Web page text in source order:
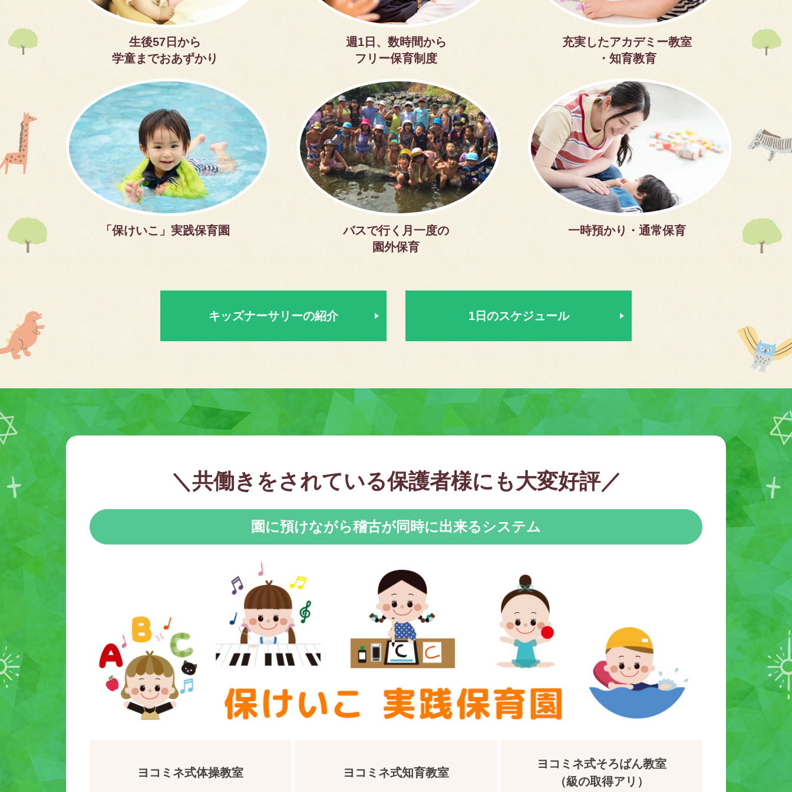
生後57日から
学童までおあずかり
週1日、数時間から
フリー保育制度
充実したアカデミー教室
・知育教育
「保けいこ」実践保育園
バスで行く月一度の
園外保育
一時預かり・通常保育
キッズナーサリーの紹介 1日のスケジュール
＼共働きをされている保護者様にも大変好評／
園に預けながら稽古が同時に出来るシステム
ヨコミネ式体操教室 ヨコミネ式知育教室
ヨコミネ式そろばん教室
（級の取得アリ）